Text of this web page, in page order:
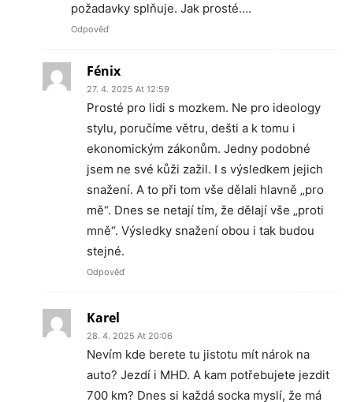
požadavky splňuje. Jak prosté….
Odpověď
Fénix
27. 4. 2025 At 12:59
Prosté pro lidi s mozkem. Ne pro ideology
stylu, poručíme větru, dešti a k tomu i
ekonomickým zákonům. Jedny podobné
jsem ne své kůži zažil. I s výsledkem jejich
snažení. A to při tom vše dělali hlavně „pro
mě“. Dnes se netají tím, že dělají vše „proti
mně“. Výsledky snažení obou i tak budou
stejné.
Odpověď
Karel
28. 4. 2025 At 20:06
Nevím kde berete tu jistotu mít nárok na
auto? Jezdí i MHD. A kam potřebujete jezdit
700 km? Dnes si každá socka myslí, že má